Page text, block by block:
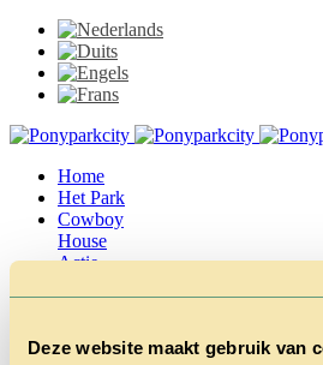
Deze website maakt gebruik van
Home
Het Park
Cowboy
House
Actie
Tarieven &